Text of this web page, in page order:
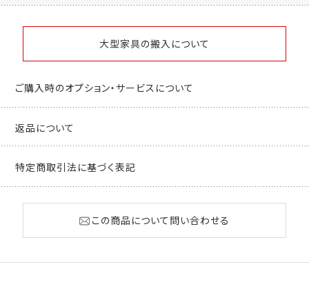
大型家具の搬入について
ご購入時のオプション・サービスについて
返品について
特定商取引法に基づく表記
この商品について問い合わせる